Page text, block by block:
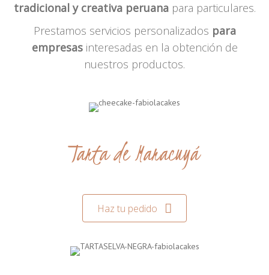
tradicional y creativa peruanapara particulares.
Prestamos servicios personalizados para
empresasinteresadas en la obtención de
nuestros productos.
Tarta de Maracuyá
Haz tu pedido